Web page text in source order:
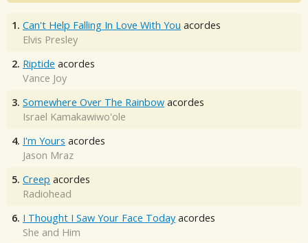
1. Can't Help Falling In Love With You acordes
Elvis Presley
2. Riptide acordes
Vance Joy
3. Somewhere Over The Rainbow acordes
Israel Kamakawiwo'ole
4. I'm Yours acordes
Jason Mraz
5. Creep acordes
Radiohead
6. I Thought I Saw Your Face Today acordes
She and Him